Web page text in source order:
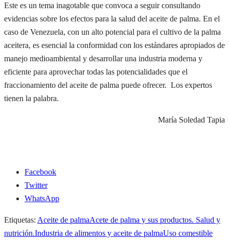
Este es un tema inagotable que convoca a seguir consultando
evidencias sobre los efectos para la salud del aceite de palma. En el
caso de Venezuela, con un alto potencial para el cultivo de la palma
aceitera, es esencial la conformidad con los estándares apropiados de
manejo medioambiental y desarrollar una industria moderna y
eficiente para aprovechar todas las potencialidades que el
fraccionamiento del aceite de palma puede ofrecer. Los expertos
tienen la palabra.
María Soledad Tapia
Facebook
Twitter
WhatsApp
Etiquetas: Aceite de palmaAcete de palma y sus productos. Salud y
nutrición.Industria de alimentos y aceite de palmaUso comestible